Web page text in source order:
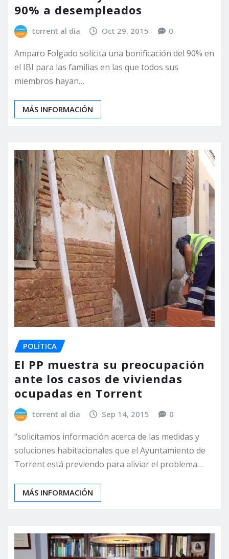
90% a desempleados
torrent al dia Oct 29, 2015 0
Amparo Folgado solicita una bonificación del 90% en
el IBI para las familias en las que todos sus
miembros hayan…
MÁS INFORMACIÓN
POLÍTICA
El PP muestra su preocupación
ante los casos de viviendas
ocupadas en Torrent
torrent al dia Sep 14, 2015 0
“solicitamos información acerca de las medidas y
soluciones habitacionales que el Ayuntamiento de
Torrent está previendo para aliviar el problema…
MÁS INFORMACIÓN